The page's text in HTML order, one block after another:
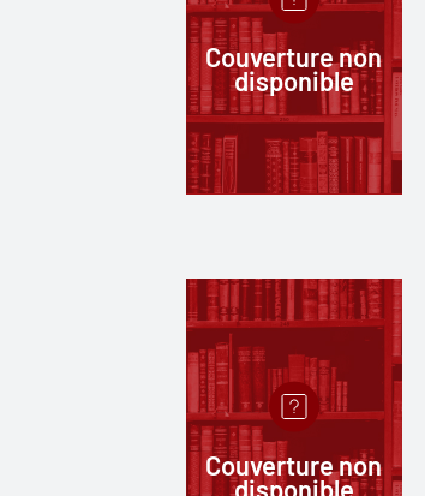
Couverture non
disponible
Couverture non
disponible